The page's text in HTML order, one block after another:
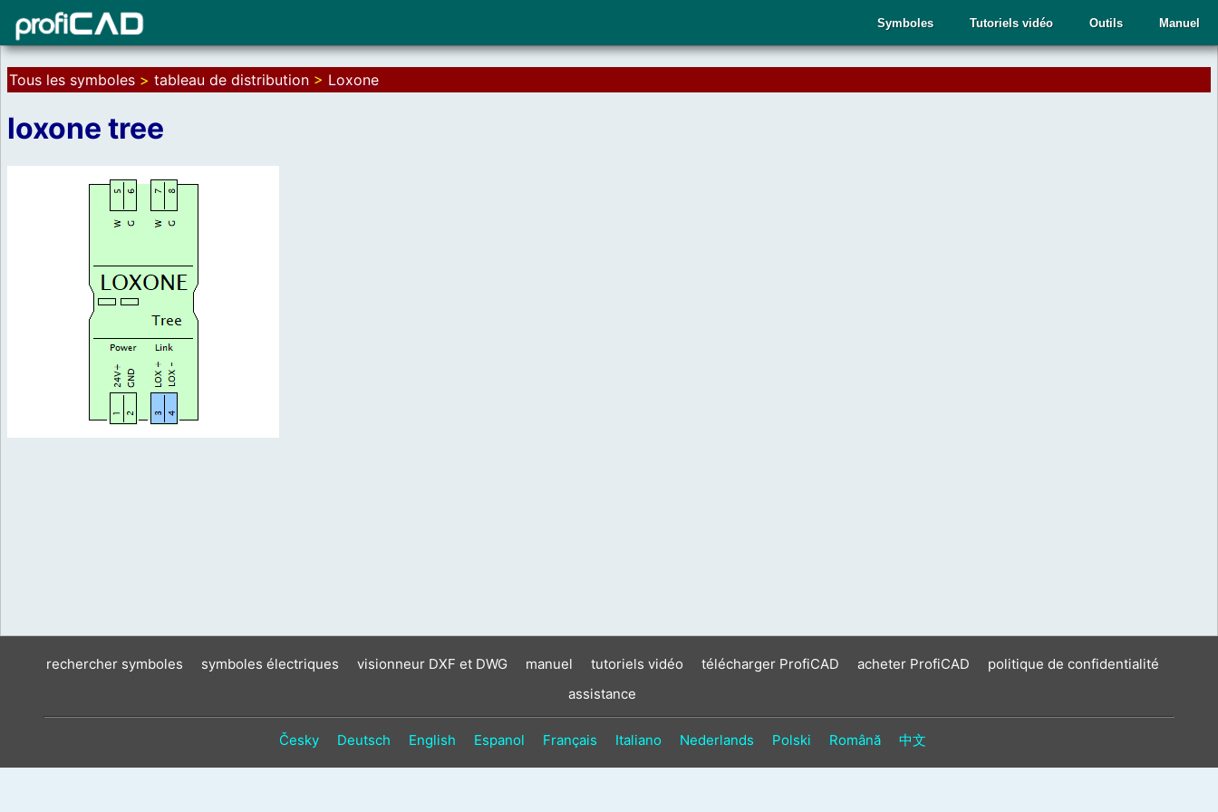
Manuel
Outils
Tutoriels vidéo
Symboles
Tous les symboles > tableau de distribution > Loxone
loxone tree
rechercher symboles symboles électriques visionneur DXF et DWG manuel tutoriels vidéo télécharger ProfiCAD acheter ProfiCAD
politique de confidentialité
assistance
Česky Deutsch English Espanol Français Italiano Nederlands Polski Română 中文